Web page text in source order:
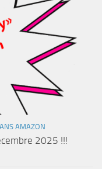
AMAZON
2025 !!!